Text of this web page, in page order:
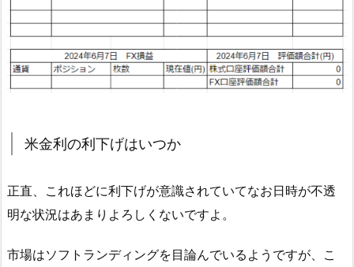
米金利の利下げはいつか
正直、これほどに利下げが意識されていてなお日時が不透
明な状況はあまりよろしくないですよ。
市場はソフトランディングを目論んでいるようですが、こ